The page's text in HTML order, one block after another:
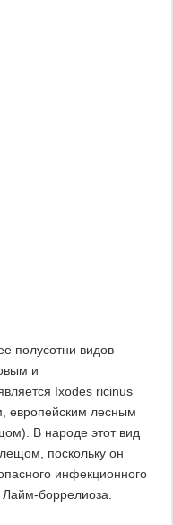
полусотни видов
и
Ixodes ricinus
европейским лесным
В народе этот вид
поскольку он
инфекционного
боррелиоза.